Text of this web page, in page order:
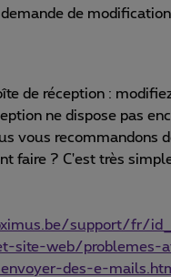
de
de réception :
ne dispose pas
vous recommandons
faire ? C'est très
support/fr/
site-web/problemes-
des-e-